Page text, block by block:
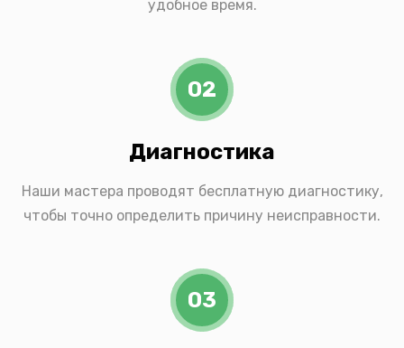
удобное время.
02
Диагностика
Наши мастера проводят бесплатную диагностику,
чтобы точно определить причину неисправности.
03